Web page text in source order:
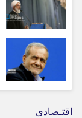
اقتـصادی